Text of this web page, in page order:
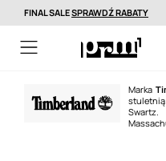
FINAL SALESPRAWDŹ RABATY
Marka
stuletnią